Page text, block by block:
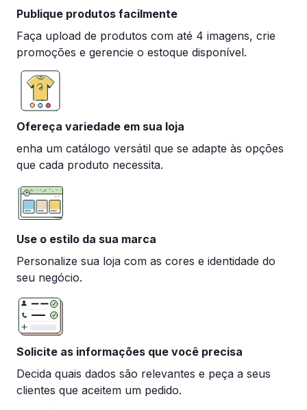
Publique produtos facilmente
Faça upload de produtos com até 4 imagens, crie
promoções e gerencie o estoque disponível.
Ofereça variedade em sua loja
enha um catálogo versátil que se adapte às opções
que cada produto necessita.
Use o estilo da sua marca
Personalize sua loja com as cores e identidade do
seu negócio.
Solicite as informações que você precisa
Decida quais dados são relevantes e peça a seus
clientes que aceitem um pedido.